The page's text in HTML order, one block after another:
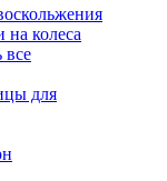
на колеса
все
для